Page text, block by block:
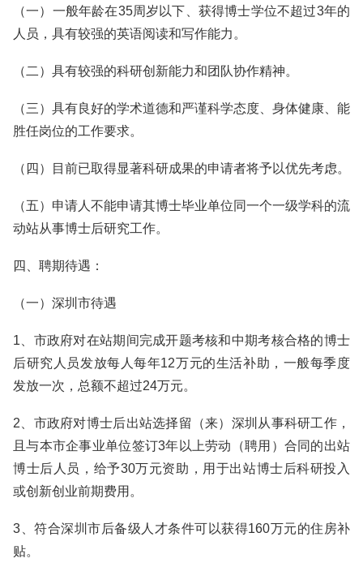
（一）一般年龄在35周岁以下、获得博士学位不超过3年的
人员，具有较强的英语阅读和写作能力。
（二）具有较强的科研创新能力和团队协作精神。
（三）具有良好的学术道德和严谨科学态度、身体健康、能
胜任岗位的工作要求。
（四）目前已取得显著科研成果的申请者将予以优先考虑。
（五）申请人不能申请其博士毕业单位同一个一级学科的流
动站从事博士后研究工作。
四、聘期待遇：
（一）深圳市待遇
1、市政府对在站期间完成开题考核和中期考核合格的博士
后研究人员发放每人每年12万元的生活补助，一般每季度
发放一次，总额不超过24万元。
2、市政府对博士后出站选择留（来）深圳从事科研工作，
且与本市企事业单位签订3年以上劳动（聘用）合同的出站
博士后人员，给予30万元资助，用于出站博士后科研投入
或创新创业前期费用。
3、符合深圳市后备级人才条件可以获得160万元的住房补
贴。